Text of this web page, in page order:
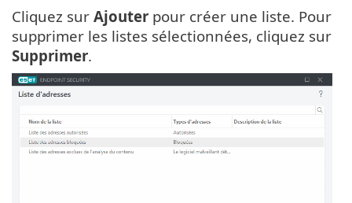
Cliquez sur Ajouter pour créer une liste. Pour
supprimer les listes sélectionnées, cliquez sur
Supprimer.